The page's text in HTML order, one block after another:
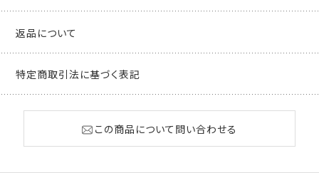
返品について
特定商取引法に基づく表記
この商品について問い合わせる